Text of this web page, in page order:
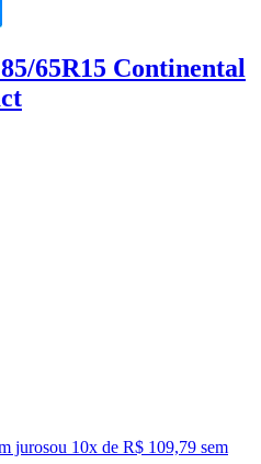
65R15 Continental
jurosou 10x de R$ 109,79 sem